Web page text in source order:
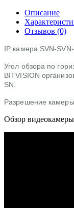
Описание
Отзывов (0)
IP камера SVN-
Угол обзора по
BITVISION
SN.
Разрешение камеры
Обзор